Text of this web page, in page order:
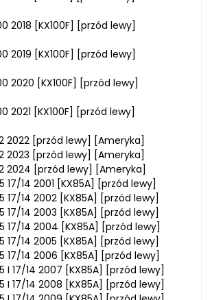
2018 [KX100F] [przód lewy]
2019 [KX100F] [przód lewy]
2020 [KX100F] [przód lewy]
2021 [KX100F] [przód lewy]
2022 [przód lewy] [Ameryka]
2023 [przód lewy] [Ameryka]
2024 [przód lewy] [Ameryka]
17/14 2001 [KX85A] [przód lewy]
17/14 2002 [KX85A] [przód lewy]
17/14 2003 [KX85A] [przód lewy]
17/14 2004 [KX85A] [przód lewy]
17/14 2005 [KX85A] [przód lewy]
17/14 2006 [KX85A] [przód lewy]
I 17/14 2007 [KX85A] [przód lewy]
I 17/14 2008 [KX85A] [przód lewy]